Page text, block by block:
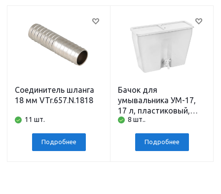
Соединитель шланга
18 мм VTr.657.N.1818
11 шт.
Подробнее
Бачок для
умывальника УМ-17,
17 л, пластиковый,
белый, без
нагревателя
8 шт..
Подробнее